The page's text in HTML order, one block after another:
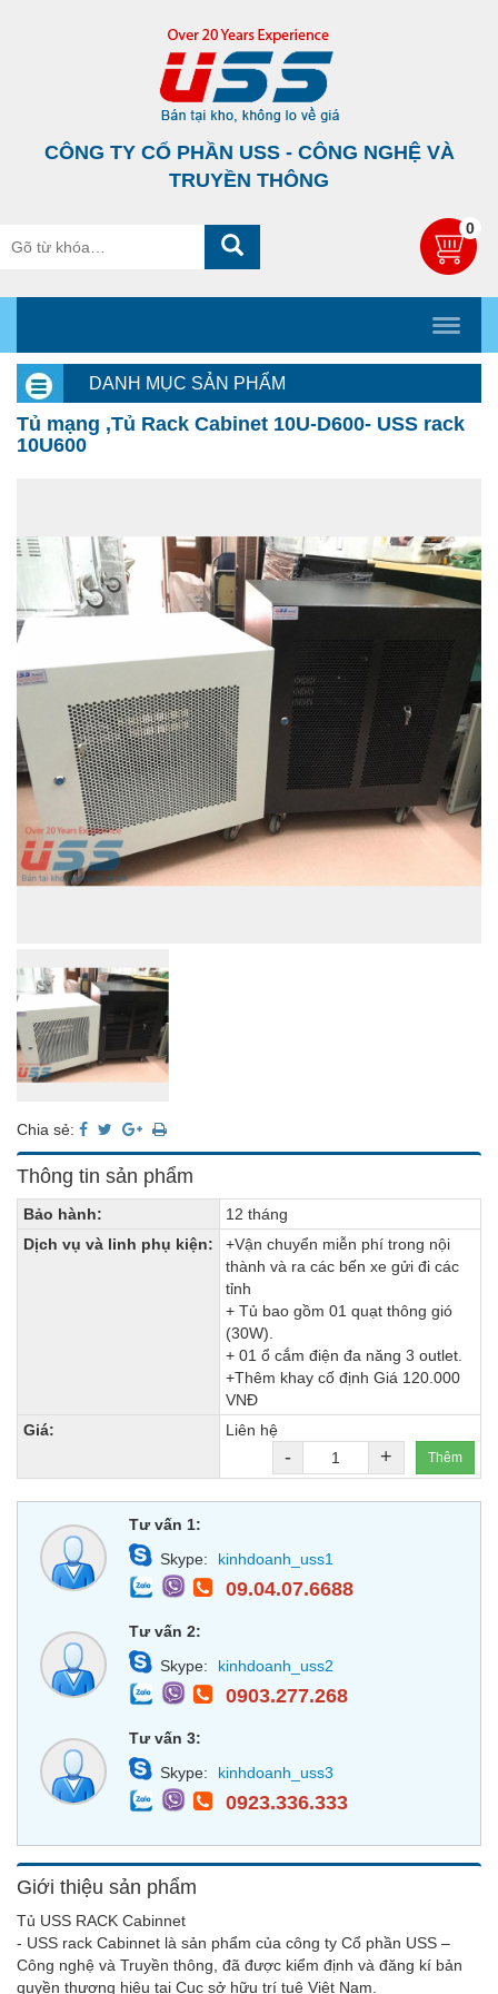
CÔNG TY CỔ PHẦN USS - CÔNG NGHỆ VÀ
TRUYỀN THÔNG
0
DANH MỤC SẢN PHẨM
Tủ mạng ,Tủ Rack Cabinet 10U-D600- USS rack
10U600
Chia sẻ:
Thông tin sản phẩm
Bảo hành:
12 tháng
Dịch vụ và linh phụ kiện:
+Vận chuyển miễn phí trong nội
thành và ra các bến xe gửi đi các
tỉnh
+ Tủ bao gồm 01 quạt thông gió
(30W).
+ 01 ổ cắm điện đa năng 3 outlet.
+Thêm khay cố định Giá 120.000
VNĐ
Giá:
Liên hệ
- + Thêm
Tư vấn 1:
Skype:
kinhdoanh_uss1
09.04.07.6688
Tư vấn 2:
Skype:
kinhdoanh_uss2
0903.277.268
Tư vấn 3:
Skype:
kinhdoanh_uss3
0923.336.333
Giới thiệu sản phẩm
Tủ USS RACK Cabinnet
- USS rack Cabinnet là sản phẩm của công ty Cổ phần USS –
Công nghệ và Truyền thông, đã được kiểm định và đăng kí bản
quyền thương hiệu tại Cục sở hữu trí tuệ Việt Nam.